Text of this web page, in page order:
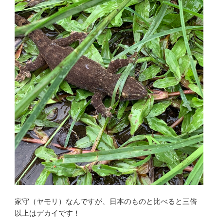
家守（ヤモリ）なんですが、日本のものと比べると三倍
以上はデカイです！